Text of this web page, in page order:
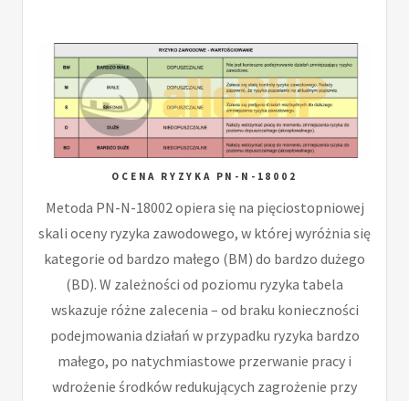
OCENA RYZYKA PN-N-18002
Metoda PN-N-18002 opiera się na pięciostopniowej
skali oceny ryzyka zawodowego, w której wyróżnia się
kategorie od bardzo małego (BM) do bardzo dużego
(BD). W zależności od poziomu ryzyka tabela
wskazuje różne zalecenia – od braku konieczności
podejmowania działań w przypadku ryzyka bardzo
małego, po natychmiastowe przerwanie pracy i
wdrożenie środków redukujących zagrożenie przy